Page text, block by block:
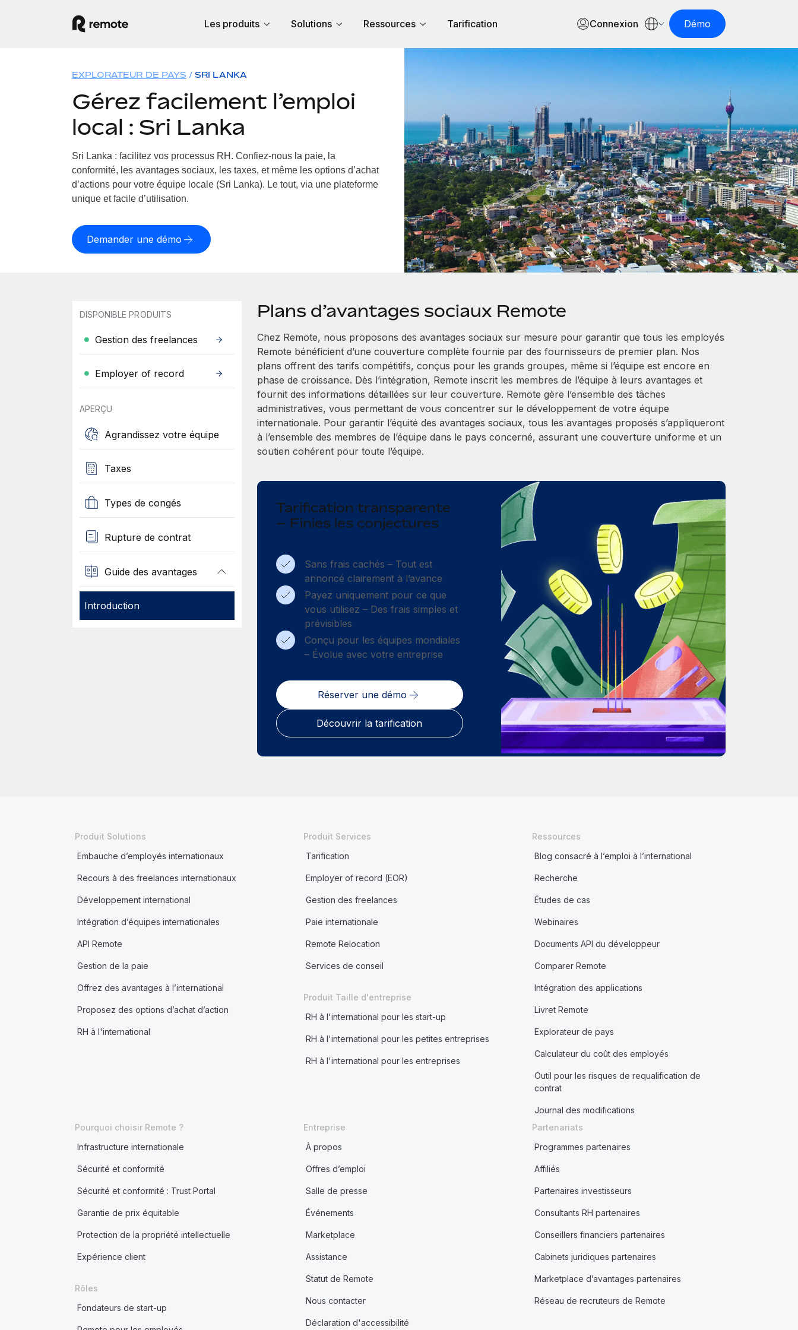
Les produits Solutions Ressources Tarification Connexion Démo
EXPLORATEUR DE PAYS SRI LANKA
Gérez facilement l’emploi
local : Sri Lanka
Sri Lanka : facilitez vos processus RH. Confiez-nous la paie, la
conformité, les avantages sociaux, les taxes, et même les options d’achat
d’actions pour votre équipe locale (Sri Lanka). Le tout, via une plateforme
unique et facile d’utilisation.
Demander une démo
DISPONIBLE PRODUITS
Gestion des freelances
Employer of record
APERÇU
Agrandissez votre équipe
Taxes
Types de congés
Rupture de contrat
Guide des avantages
Introduction
Plans d’avantages sociaux Remote
Chez Remote, nous proposons des avantages sociaux sur mesure pour garantir que tous les employés
Remote bénéficient d’une couverture complète fournie par des fournisseurs de premier plan. Nos
plans offrent des tarifs compétitifs, conçus pour les grands groupes, même si l’équipe est encore en
phase de croissance. Dès l’intégration, Remote inscrit les membres de l’équipe à leurs avantages et
fournit des informations détaillées sur leur couverture. Remote gère l’ensemble des tâches
administratives, vous permettant de vous concentrer sur le développement de votre équipe
internationale. Pour garantir l’équité des avantages sociaux, tous les avantages proposés s’appliqueront
à l’ensemble des membres de l’équipe dans le pays concerné, assurant une couverture uniforme et un
soutien cohérent pour toute l’équipe.
Tarification transparente
– Finies les conjectures
Sans frais cachés – Tout est
annoncé clairement à l’avance
Payez uniquement pour ce que
vous utilisez – Des frais simples et
prévisibles
Conçu pour les équipes mondiales
– Évolue avec votre entreprise
Réserver une démo
Découvrir la tarification
Produit Solutions
Embauche d’employés internationaux
Recours à des freelances internationaux
Développement international
Intégration d’équipes internationales
API Remote
Gestion de la paie
Offrez des avantages à l’international
Proposez des options d’achat d’action
RH à l'international
Produit Services
Tarification
Employer of record (EOR)
Gestion des freelances
Paie internationale
Remote Relocation
Services de conseil
Produit Taille d'entreprise
RH à l'international pour les start-up
RH à l'international pour les petites entreprises
RH à l'international pour les entreprises
Ressources
Blog consacré à l’emploi à l’international
Recherche
Études de cas
Webinaires
Documents API du développeur
Comparer Remote
Intégration des applications
Livret Remote
Explorateur de pays
Calculateur du coût des employés
Outil pour les risques de requalification de
contrat
Journal des modifications
Pourquoi choisir Remote ?
Infrastructure internationale
Sécurité et conformité
Sécurité et conformité : Trust Portal
Garantie de prix équitable
Protection de la propriété intellectuelle
Expérience client
Rôles
Fondateurs de start-up
Entreprise
À propos
Offres d’emploi
Salle de presse
Événements
Marketplace
Assistance
Statut de Remote
Nous contacter
Déclaration d'accessibilité
Partenariats
Programmes partenaires
Affiliés
Partenaires investisseurs
Consultants RH partenaires
Conseillers financiers partenaires
Cabinets juridiques partenaires
Marketplace d’avantages partenaires
Réseau de recruteurs de Remote